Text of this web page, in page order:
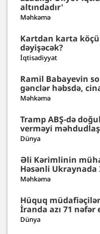
altındadır'
Məhkəmə
Kartdan karta
dəyişəcək?
İqtisadiyyat
Ramil Babayevin
gənclər həbsdə,
Məhkəmə
Tramp ABŞ-də
verməyi
Dünya
Əli Kərimlinin
Həsənli Ukraynada
Məhkəmə
Hüquq
İranda azı 71 nəfər
Dünya